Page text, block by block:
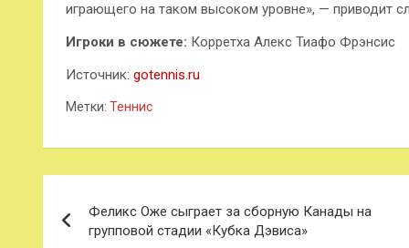
играющего на таком высоком уровне», — приводит
Игроки в сюжете: Корретха Алекс Тиафо Фрэнсис
Источник: gotennis.ru
Метки: Теннис
по
Феликс Оже сыграет за сборную Канады на
групповой стадии «Кубка Дэвиса»